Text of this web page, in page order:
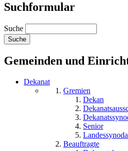
Suchformular
Suche
Gemeinden und
Dekanat
Gremien
Dekan
Senior
Beauftragte